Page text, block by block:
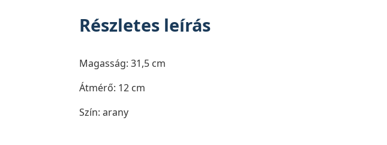
Részletes leírás
Magasság: 31,5 cm
Átmérő: 12 cm
Szín: arany